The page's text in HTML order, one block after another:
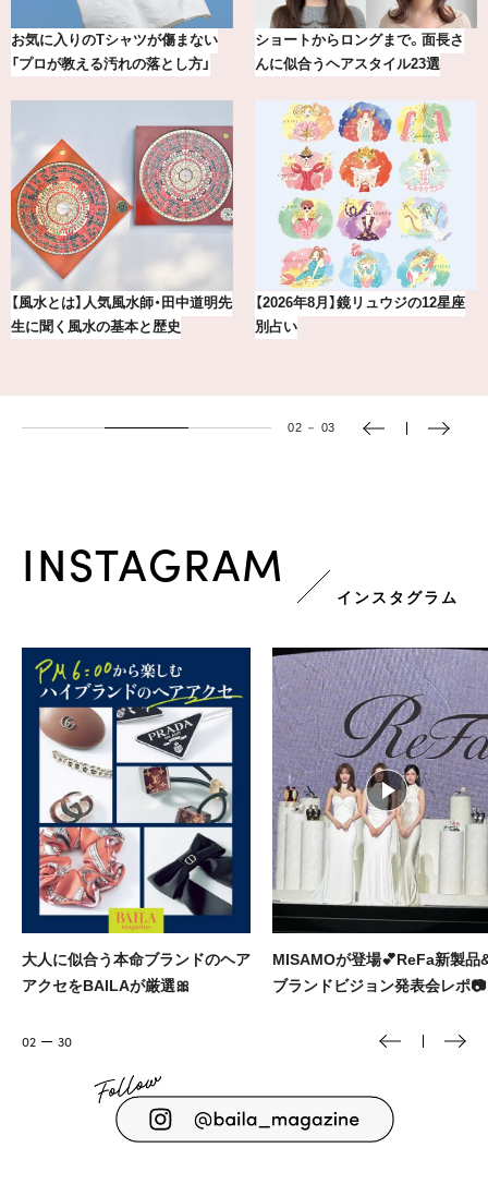
お気に入りのTシャツが傷まない
「プロが教える汚れの落とし方」
ショートからロングまで。面長さ
んに似合うヘアスタイル23選
【風水とは】人気風水師・田中道明先
生に聞く風水の基本と歴史
【2026年8月】鏡リュウジの12星座
別占い
02 － 03
INSTAGRAM
インスタグラム
大人に似合う本命ブランドのヘア
アクセをBAILAが厳選🎀
MISAMOが登場💕ReFa新製品
ブランドビジョン発表会レポ📷️
02 30